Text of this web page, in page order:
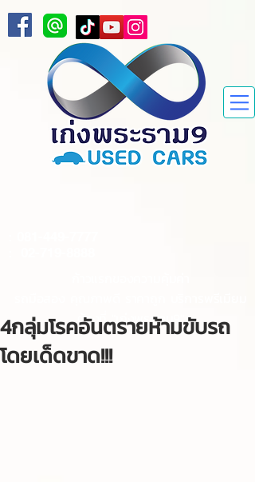
ต้องที่ "เก่งพระราม9"
4กลุ่มโรคอันตรายห้ามขับรถ
โดยเด็ดขาด!!!